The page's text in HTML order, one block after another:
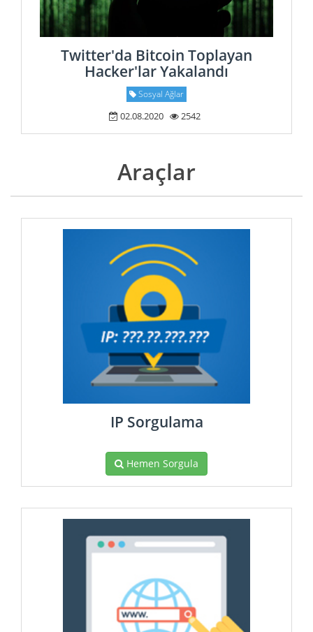
Twitter'da Bitcoin Toplayan
Hacker'lar Yakalandı
Sosyal Ağlar
02.08.2020 2542
Araçlar
IP Sorgulama
Hemen Sorgula